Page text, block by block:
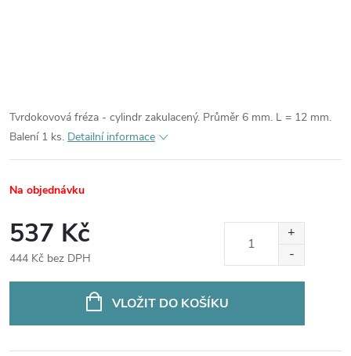
Tvrdokovová fréza - cylindr zakulacený. Průměr 6 mm. L = 12 mm.
Balení 1 ks. Detailní informace
Na objednávku
537 Kč
444 Kč bez DPH
VLOŽIT DO KOŠÍKU